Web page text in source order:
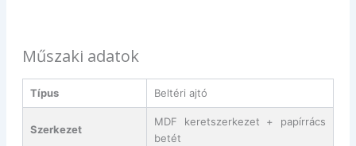
Műszaki adatok
Típus Beltéri ajtó
Szerkezet
MDF keretszerkezet + papírrács
betét